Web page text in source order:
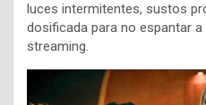
luces intermitentes, sustos
dosificada para no espantar
streaming.